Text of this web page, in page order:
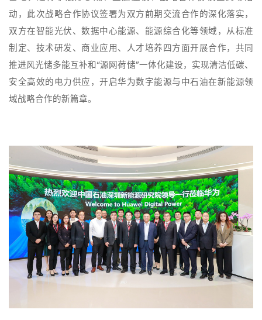
动，此次战略合作协议签署为双方前期交流合作的深化落实，
双方在智能光伏、数据中心能源、能源综合化等领域，从标准
制定、技术研发、商业应用、人才培养四方面开展合作，共同
推进风光储多能互补和“源网荷储”一体化建设，实现清洁低碳、
安全高效的电力供应，开启华为数字能源与中石油在新能源领
域战略合作的新篇章。